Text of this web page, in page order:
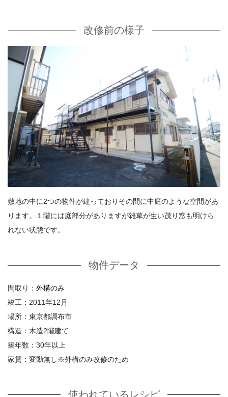
改修前の様子
敷地の中に2つの物件が建っておりその間に中庭のような空間があ
ります。１階には庭部分がありますが雑草が生い茂り窓も明けら
れない状態です。
物件データ
間取り： 外構のみ
竣工：2011年12月
場所：東京都調布市
構造：木造2階建て
築年数：30年以上
家賃：変動無し※外構のみ改修のため
使われているレシピ